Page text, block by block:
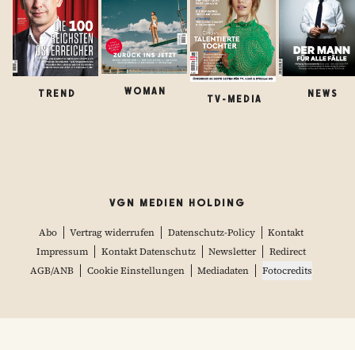
TREND WOMAN
TV-MEDIA
NEWS
VGN MEDIEN HOLDING
Abo Vertrag widerrufen Datenschutz-Policy
Kontakt
Impressum
Kontakt Datenschutz Newsletter
Redirect
AGB/ANB
Cookie Einstellungen Mediadaten Fotocredits